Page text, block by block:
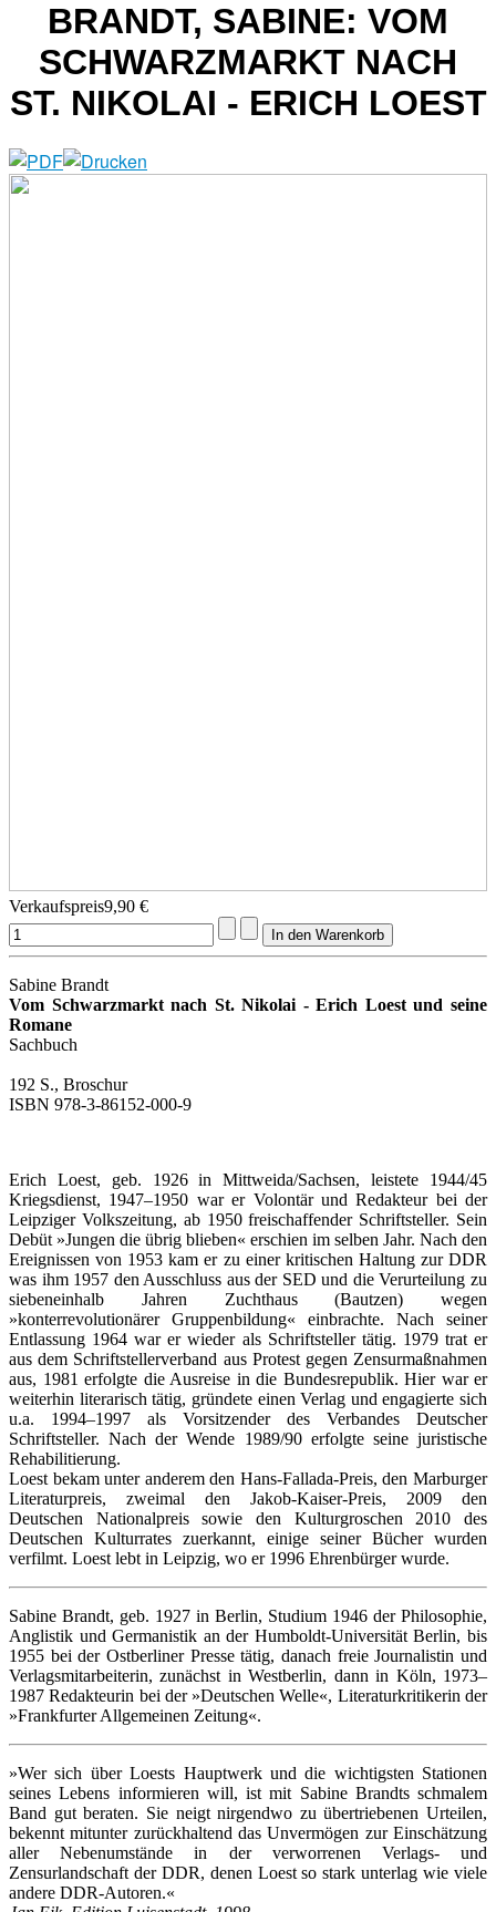
BRANDT, SABINE: VOM
SCHWARZMARKT NACH
ST. NIKOLAI - ERICH LOEST
Verkaufspreis9,90 €
Sabine Brandt
Vom Schwarzmarkt nach St. Nikolai - Erich Loest und seine
Romane
Sachbuch
192 S., Broschur
ISBN 978-3-86152-000-9
Erich Loest, geb. 1926 in Mittweida/Sachsen, leistete 1944/45
Kriegsdienst, 1947–1950 war er Volontär und Redakteur bei der
Leipziger Volkszeitung, ab 1950 freischaffender Schriftsteller. Sein
Debüt »Jungen die übrig blieben« erschien im selben Jahr. Nach den
Ereignissen von 1953 kam er zu einer kritischen Haltung zur DDR
was ihm 1957 den Ausschluss aus der SED und die Verurteilung zu
siebeneinhalb Jahren Zuchthaus (Bautzen) wegen
»konterrevolutionärer Gruppenbildung« einbrachte. Nach seiner
Entlassung 1964 war er wieder als Schriftsteller tätig. 1979 trat er
aus dem Schriftstellerverband aus Protest gegen Zensurmaßnahmen
aus, 1981 erfolgte die Ausreise in die Bundesrepublik. Hier war er
weiterhin literarisch tätig, gründete einen Verlag und engagierte sich
u.a. 1994–1997 als Vorsitzender des Verbandes Deutscher
Schriftsteller. Nach der Wende 1989/90 erfolgte seine juristische
Rehabilitierung.
Loest bekam unter anderem den Hans-Fallada-Preis, den Marburger
Literaturpreis, zweimal den Jakob-Kaiser-Preis, 2009 den
Deutschen Nationalpreis sowie den Kulturgroschen 2010 des
Deutschen Kulturrates zuerkannt, einige seiner Bücher wurden
verfilmt. Loest lebt in Leipzig, wo er 1996 Ehrenbürger wurde.
Sabine Brandt, geb. 1927 in Berlin, Studium 1946 der Philosophie,
Anglistik und Germanistik an der Humboldt-Universität Berlin, bis
1955 bei der Ostberliner Presse tätig, danach freie Journalistin und
Verlagsmitarbeiterin, zunächst in Westberlin, dann in Köln, 1973–
1987 Redakteurin bei der »Deutschen Welle«, Literaturkritikerin der
»Frankfurter Allgemeinen Zeitung«.
»Wer sich über Loests Hauptwerk und die wichtigsten Stationen
seines Lebens informieren will, ist mit Sabine Brandts schmalem
Band gut beraten. Sie neigt nirgendwo zu übertriebenen Urteilen,
bekennt mitunter zurückhaltend das Unvermögen zur Einschätzung
aller Nebenumstände in der verworrenen Verlags- und
Zensurlandschaft der DDR, denen Loest so stark unterlag wie viele
andere DDR-Autoren.«